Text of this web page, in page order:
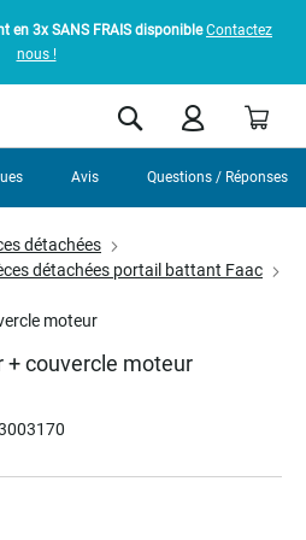
en 3x SANS FRAIS disponible Contactez
nous !
Rechercher
détachées
détachées portail battant Faac
moteur
+ couvercle moteur
Avis Questions / Réponses